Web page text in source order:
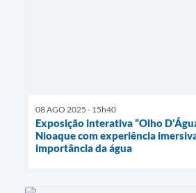
08 AGO 2025 - 15h40
Exposição interativa “Olho
Nioaque com experiência
importância da água